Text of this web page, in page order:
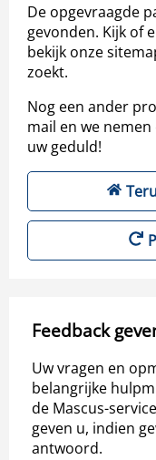
De opgevraagde
gevonden. Kijk of
bekijk onze
zoekt.
Nog een ander
mail en we
uw geduld!
Feedback
Uw vragen en
belangrijke
de Mascus-
geven u, indien
antwoord.